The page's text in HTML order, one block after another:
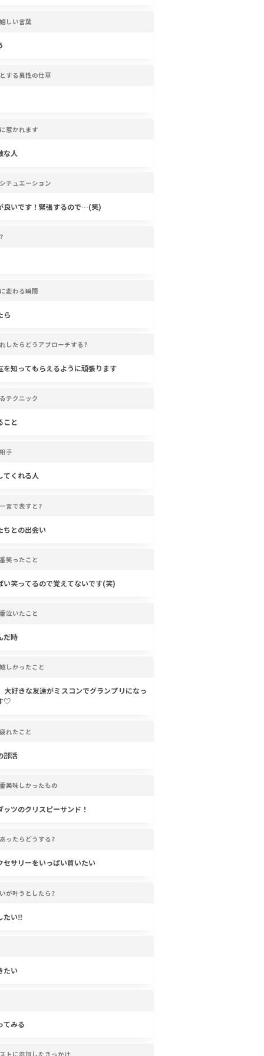
しい言葉
する異性の仕草
惹かれます
な人
チュエーション
良いです！緊張するので…(笑)
変わる瞬間
ら
したらどうアプローチする?
を知ってもらえるように頑張ります
テクニック
こと
手
てくれる人
言で表すと?
ちとの出会い
笑ったこと
い笑ってるので覚えてないです(笑)
泣いたこと
だ時
しかったこと
大好きな友達がミスコンでグランプリになっ
♡
れたこと
部活
美味しかったもの
ッツのクリスピーサンド！
ったらどうする?
セサリーをいっぱい買いたい
が叶うとしたら?
たい‼
たい
てみる
トに参加したきっかけ